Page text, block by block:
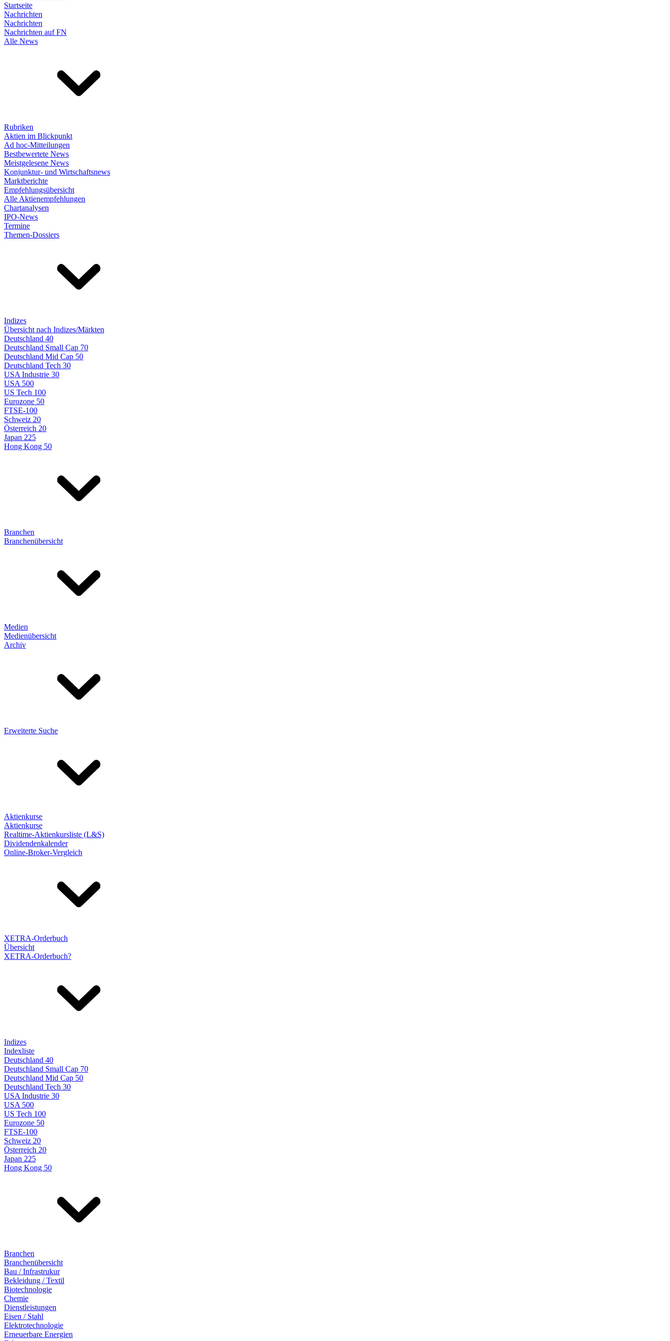
Startseite
Nachrichten
Nachrichten
Nachrichten auf FN
Alle News
Rubriken
Aktien im Blickpunkt
Ad hoc-Mitteilungen
Bestbewertete News
Meistgelesene News
Konjunktur- und Wirtschaftsnews
Marktberichte
Empfehlungsübersicht
Alle Aktienempfehlungen
Chartanalysen
IPO-News
Termine
Themen-Dossiers
Indizes
Übersicht nach Indizes/Märkten
Deutschland 40
Deutschland Small Cap 70
Deutschland Mid Cap 50
Deutschland Tech 30
USA Industrie 30
USA 500
US Tech 100
Eurozone 50
FTSE-100
Schweiz 20
Österreich 20
Japan 225
Hong Kong 50
Branchen
Branchenübersicht
Medien
Medienübersicht
Archiv
Erweiterte Suche
Aktienkurse
Aktienkurse
Realtime-Aktienkursliste (L&S)
Dividendenkalender
Online-Broker-Vergleich
XETRA-Orderbuch
Übersicht
XETRA-Orderbuch?
Indizes
Indexliste
Deutschland 40
Deutschland Small Cap 70
Deutschland Mid Cap 50
Deutschland Tech 30
USA Industrie 30
USA 500
US Tech 100
Eurozone 50
FTSE-100
Schweiz 20
Österreich 20
Japan 225
Hong Kong 50
Branchen
Branchenübersicht
Bau / Infrastrukur
Bekleidung / Textil
Biotechnologie
Chemie
Dienstleistungen
Eisen / Stahl
Elektrotechnologie
Erneuerbare Energien